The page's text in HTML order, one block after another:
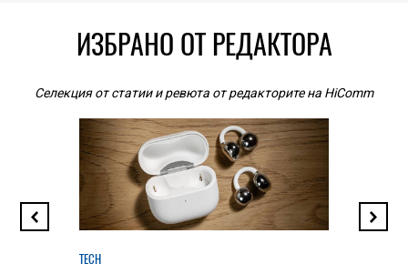
ИЗБРАНО ОТ РЕДАКТОРА
Селекция от статии и ревюта от редакторите на HiComm
TECH